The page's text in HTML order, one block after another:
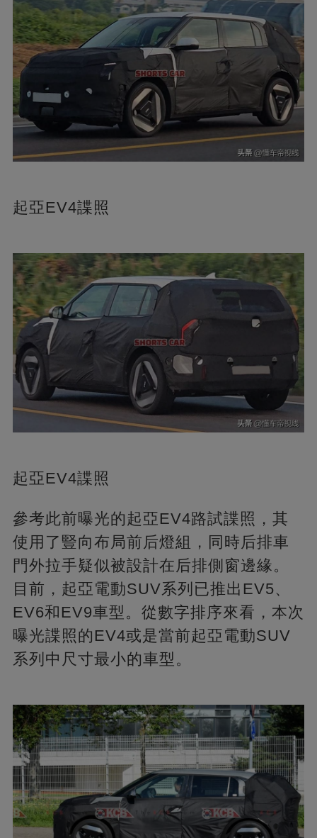
起亞EV4諜照
起亞EV4諜照
參考此前曝光的起亞EV4路試諜照，其
使用了豎向布局前后燈組，同時后排車
門外拉手疑似被設計在后排側窗邊緣。
目前，起亞電動SUV系列已推出EV5、
EV6和EV9車型。從數字排序來看，本次
曝光諜照的EV4或是當前起亞電動SUV
系列中尺寸最小的車型。